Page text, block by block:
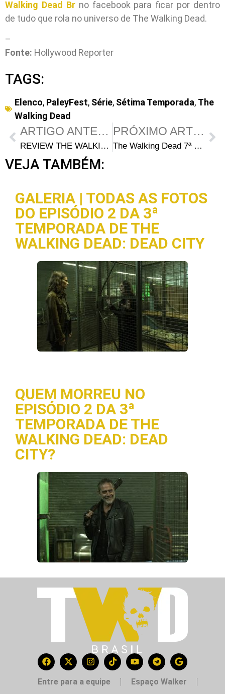
Walking Dead Brno facebook para ficar por dentro
de tudo que rola no universo de The Walking Dead.
–
Fonte: Hollywood Reporter
TAGS:
Elenco, PaleyFest, Série, Sétima Temporada, The
Walking Dead
ARTIGO ANTERIOR
REVIEW THE WALKING DEAD S07E14 – “The Other Side”: Não é a sua hora
PRÓXIMO ARTIGO
The Walking Dead 7ª Temporada: 5 Perguntas em aberto após “The Other Side”
VEJA TAMBÉM:
GALERIA | TODAS AS FOTOS
DO EPISÓDIO 2 DA 3ª
TEMPORADA DE THE
WALKING DEAD: DEAD CITY
QUEM MORREU NO
EPISÓDIO 2 DA 3ª
TEMPORADA DE THE
WALKING DEAD: DEAD
CITY?
Entre para a equipe Espaço Walker